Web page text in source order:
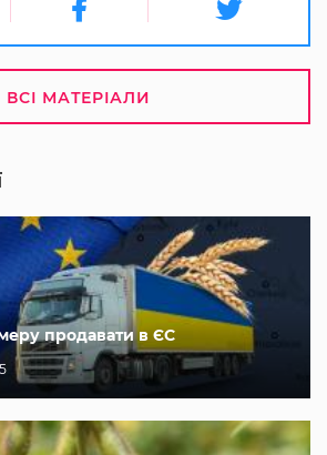
ВСІ МАТЕРІАЛИ
продавати в ЄС